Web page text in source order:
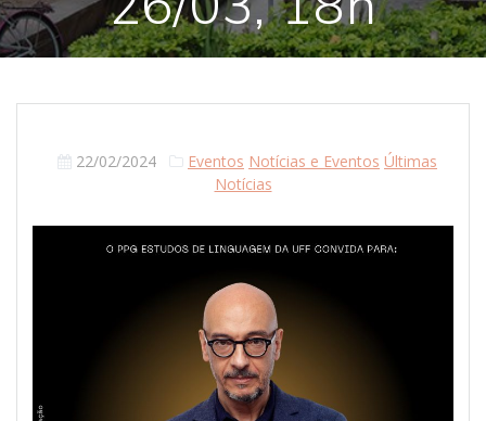
22/02/2024 Eventos Notícias e Eventos Últimas
Notícias